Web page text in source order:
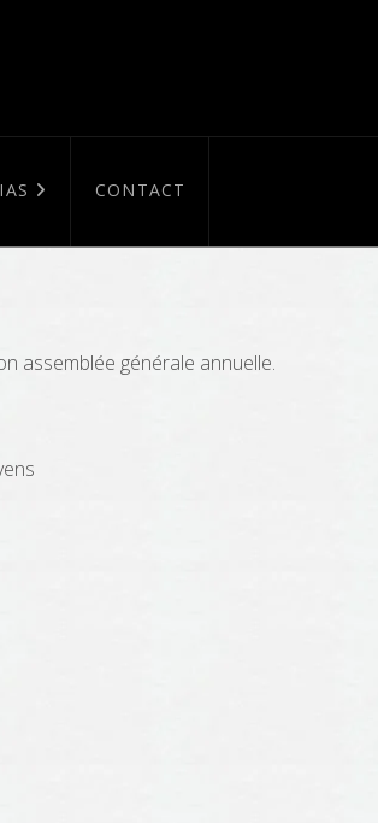
CONTACT
assemblée générale annuelle.